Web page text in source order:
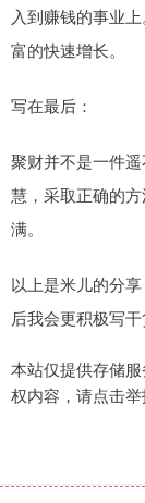
入到赚钱的事业
富的快速增长。
写在最后：
聚财并不是一件
慧，采取正确的
满。
以上是米儿的分
后我会更积极写干
本站仅提供存储
权内容，请点击举